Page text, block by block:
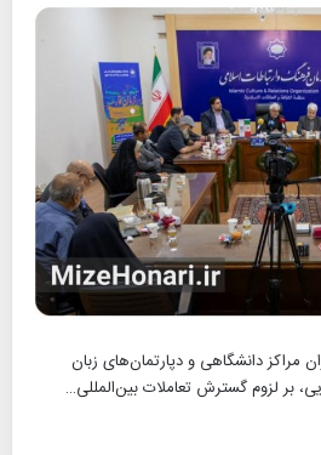
دانشگاهی و دپارتمان‌های زبان
بر لزوم گسترش تعاملات بین‌المللی…